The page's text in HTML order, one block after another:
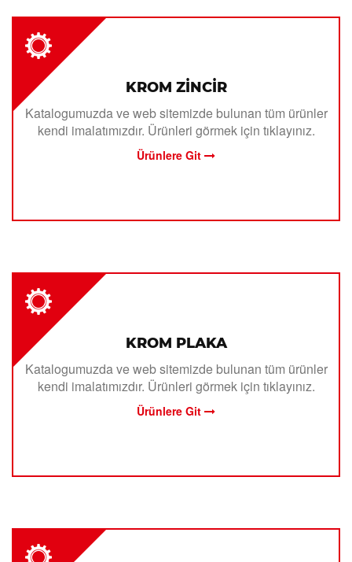
KROM ZİNCİR
Katalogumuzda ve web sitemizde bulunan tüm ürünler
kendi imalatımızdır. Ürünleri görmek için tıklayınız.
Ürünlere Git
KROM PLAKA
Katalogumuzda ve web sitemizde bulunan tüm ürünler
kendi imalatımızdır. Ürünleri görmek için tıklayınız.
Ürünlere Git